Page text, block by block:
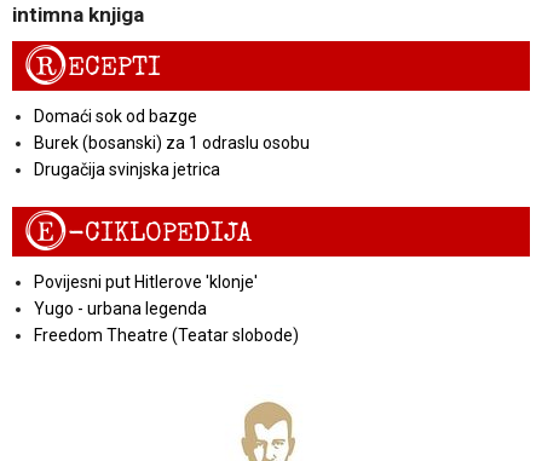
intimna knjiga
RECEPTI
Domaći sok od bazge
Burek (bosanski) za 1 odraslu osobu
Drugačija svinjska jetrica
E-CIKLOPEDIJA
Povijesni put Hitlerove 'klonje'
Yugo - urbana legenda
Freedom Theatre (Teatar slobode)